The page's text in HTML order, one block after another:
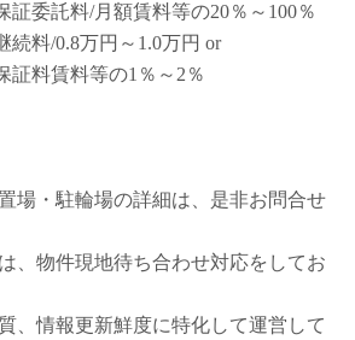
託料/月額賃料等の20％～100％
料/0.8万円～1.0万円 or
料賃料等の1％～2％
場・駐輪場の詳細は、是非お問合せ
、物件現地待ち合わせ対応をしてお
、情報更新鮮度に特化して運営して